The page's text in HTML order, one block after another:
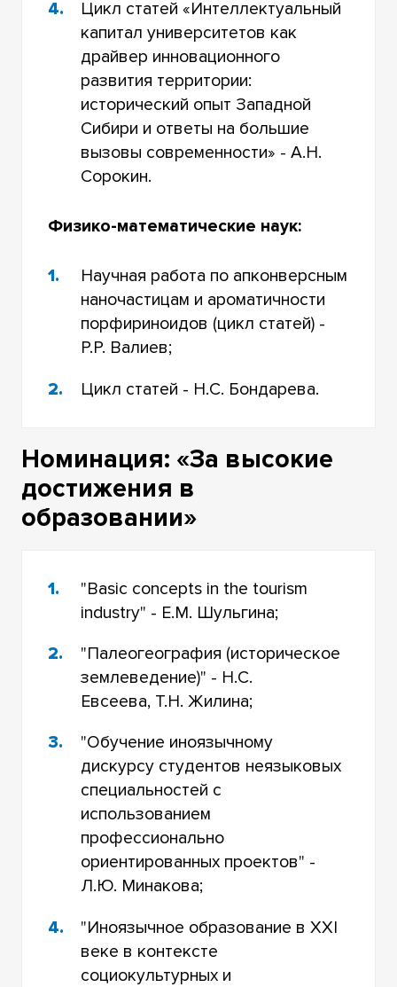
Цикл статей «Интеллектуальный
капитал университетов как
драйвер инновационного
развития территории:
исторический опыт Западной
Сибири и ответы на большие
вызовы современности» - А.Н.
Сорокин.
Физико-математические наук:
Научная работа по апконверсным
наночастицам и ароматичности
порфириноидов (цикл статей) -
Р.Р. Валиев;
Цикл статей - Н.С. Бондарева.
Номинация: «За высокие
достижения в
образовании»
"Basic concepts in the tourism
industry" - Е.М. Шульгина;
"Палеогеография (историческое
землеведение)" - Н.С.
Евсеева, Т.Н. Жилина;
"Обучение иноязычному
дискурсу студентов неязыковых
специальностей с
использованием
профессионально
ориентированных проектов" -
Л.Ю. Минакова;
"Иноязычное образование в XXI
веке в контексте
социокультурных и